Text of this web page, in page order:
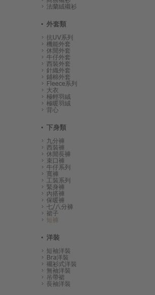
法蘭絨襯衫
外套類
抗UV系列
機能外套
休閒外套
牛仔外套
西裝外套
針織外套
鋪棉外套
Fleece系列
大衣
極輕羽絨
極暖羽絨
背心
下身類
九分褲
西裝褲
休閒長褲
束口褲
牛仔系列
寬褲
工裝系列
緊身褲
內搭褲
保暖褲
七/八分褲
裙子
短褲
洋裝
短袖洋裝
Bra洋裝
襯衫式洋裝
無袖洋裝
吊帶裙
長袖洋裝